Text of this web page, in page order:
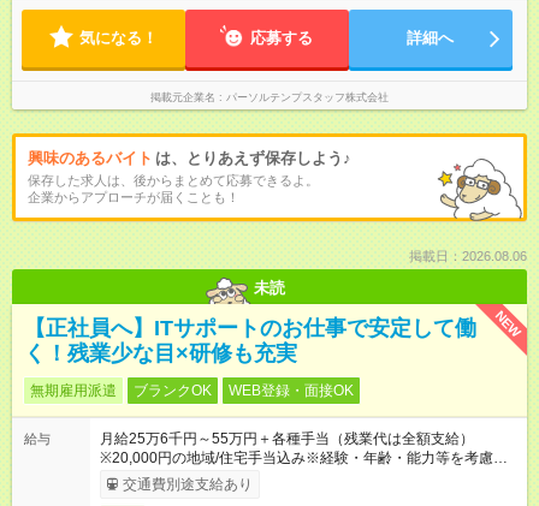
気になる！ 応募する 詳細へ
掲載元企業名 パーソルテンプスタッフ株式会社
興味のあるバイト は、とりあえず保存しよう♪
保存した求人は、後からまとめて応募できるよ。
企業からアプローチが届くことも！
掲載日：2026.08.06
未読
NEW
【正社員へ】ITサポートのお仕事で安定して働
く！残業少な目×研修も充実
無期雇用派遣 ブランクOK WEB登録・面接OK
給与
月給25万6千円～55万円＋各種手当（残業代は全額支給）
※20,000円の地域/住宅手当込み※経験・年齢・能力等を考慮し
て加給・優遇します。★同一就業先で1年以上継続したら月1万
円の継続手当支給
交通費別途支給あり